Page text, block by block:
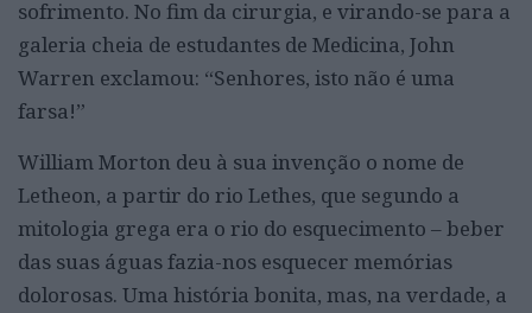
sofrimento. No fim da cirurgia, e virando-se para a
galeria cheia de estudantes de Medicina, John
Warren exclamou: “Senhores, isto não é uma
farsa!”
William Morton deu à sua invenção o nome de
Letheon, a partir do rio Lethes, que segundo a
mitologia grega era o rio do esquecimento – beber
das suas águas fazia-nos esquecer memórias
dolorosas. Uma história bonita, mas, na verdade, a